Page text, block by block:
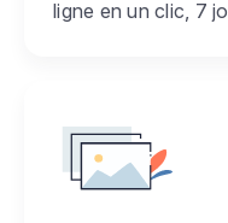
ligne en un clic, 7